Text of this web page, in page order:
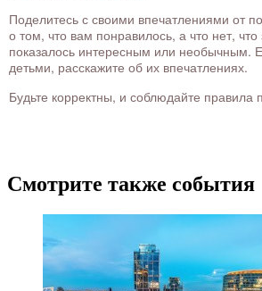
Поделитесь с своими впечатлениями от
о том, что вам понравилось, а что нет,
показалось интересным или необычным.
детьми, расскажите об их впечатлениях.
Будьте корректны, и соблюдайте правила
Смотрите также события